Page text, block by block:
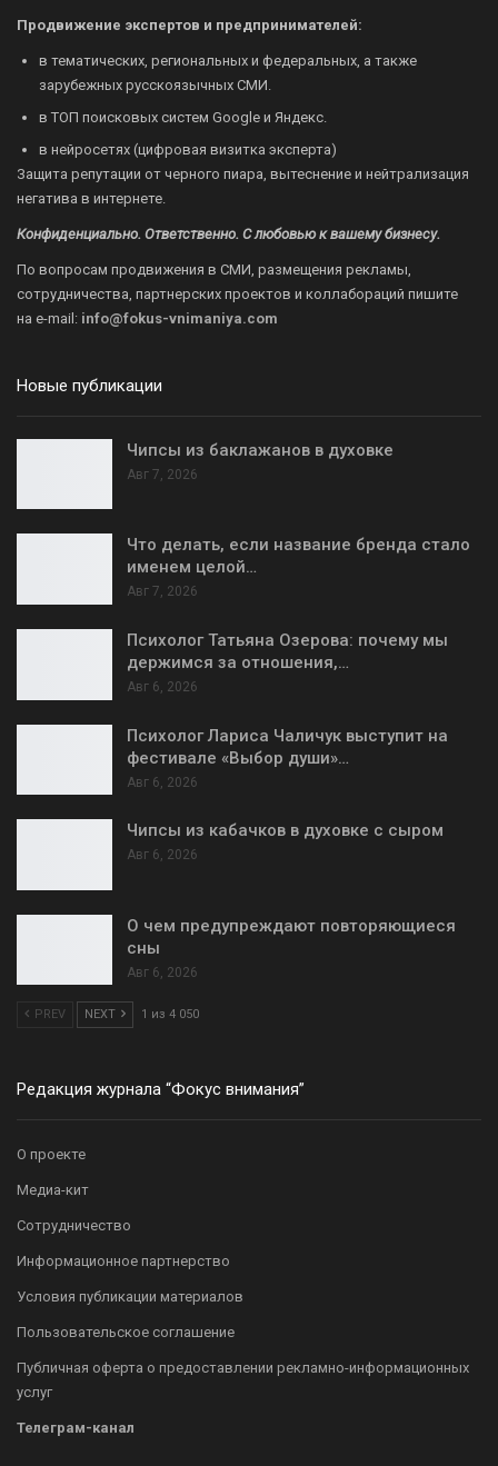
Продвижение экспертов и предпринимателей:
в тематических, региональных и федеральных, а также
зарубежных русскоязычных СМИ.
в ТОП поисковых систем Google и Яндекс.
в нейросетях (цифровая визитка эксперта)
Защита репутации от черного пиара, вытеснение и нейтрализация
негатива в интернете.
Конфиденциально. Ответственно. С любовью к вашему бизнесу.
По вопросам продвижения в СМИ, размещения рекламы,
сотрудничества, партнерских проектов и коллабораций пишите
на e-mail: info@fokus-vnimaniya.com
Новые публикации
Чипсы из баклажанов в духовке
Авг 7, 2026
Что делать, если название бренда стало
именем целой…
Авг 7, 2026
Психолог Татьяна Озерова: почему мы
держимся за отношения,…
Авг 6, 2026
Психолог Лариса Чаличук выступит на
фестивале «Выбор души»…
Авг 6, 2026
Чипсы из кабачков в духовке с сыром
Авг 6, 2026
О чем предупреждают повторяющиеся
сны
Авг 6, 2026
PREV NEXT 1 из 4 050
Редакция журнала “Фокус внимания”
О проекте
Медиа-кит
Сотрудничество
Информационное партнерство
Условия публикации материалов
Пользовательское соглашение
Публичная оферта о предоставлении рекламно-информационных
услуг
Телеграм-канал